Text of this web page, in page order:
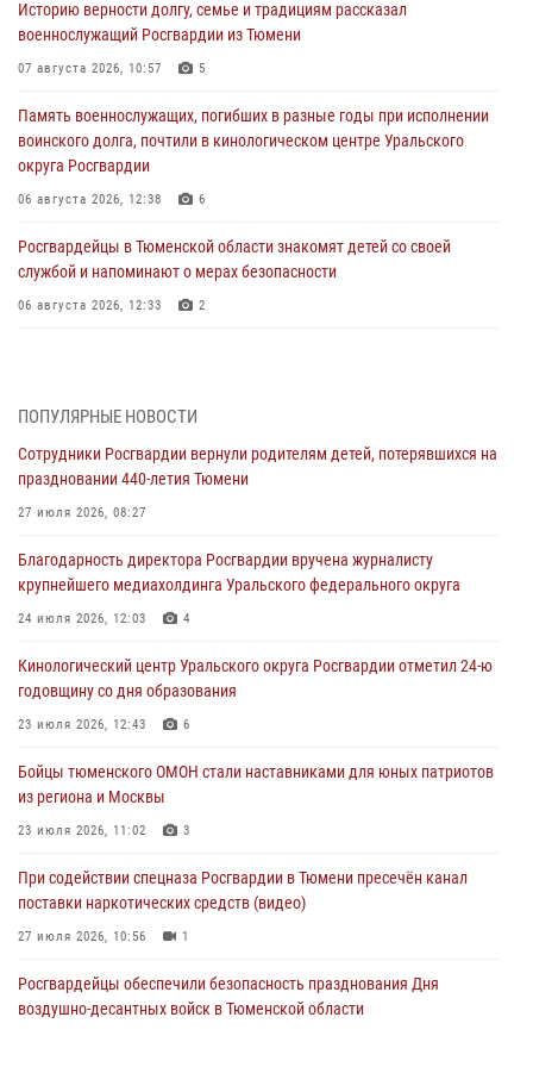
Историю верности долгу, семье и традициям рассказал
военнослужащий Росгвардии из Тюмени
07 августа 2026, 10:57 5
Память военнослужащих, погибших в разные годы при исполнении
воинского долга, почтили в кинологическом центре Уральского
округа Росгвардии
06 августа 2026, 12:38 6
Росгвардейцы в Тюменской области знакомят детей со своей
службой и напоминают о мерах безопасности
06 августа 2026, 12:33 2
06 августа 2026, 04:41 3
Росгвардейцы в Тюменской области почтили память генерала
армии Ивана Кирилловича Яковлева
05 августа 2026, 11:03
В Тюмени офицер Росгвардии в радиоэфире напомнил гражданам о
мерах безопасного владения оружием
05 августа 2026, 09:56
Военнослужащие Росгвардии сбили дрон-разведчик ВСУ на южном
направлении
05 августа 2026, 05:35
Стальной характер продемонстрировали росгвардейцы в ходе
масштабных спортивных событий на Урале
05 августа 2026, 05:22
ПОПУЛЯРНЫЕ НОВОСТИ
Сотрудники Росгвардии вернули родителям детей, потерявшихся на
праздновании 440-летия Тюмени
27 июля 2026, 08:27
Благодарность директора Росгвардии вручена журналисту
крупнейшего медиахолдинга Уральского федерального округа
24 июля 2026, 12:03 4
Кинологический центр Уральского округа Росгвардии отметил 24-ю
годовщину со дня образования
23 июля 2026, 12:43 6
Бойцы тюменского ОМОН стали наставниками для юных патриотов
из региона и Москвы
23 июля 2026, 11:02 3
При содействии спецназа Росгвардии в Тюмени пресечён канал
поставки наркотических средств (видео)
27 июля 2026, 10:56 1
Росгвардейцы обеспечили безопасность празднования Дня
воздушно-десантных войск в Тюменской области